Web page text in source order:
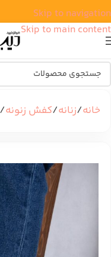
Skip to navigation
Skip to main content
خانه زنانه کفش زنونه